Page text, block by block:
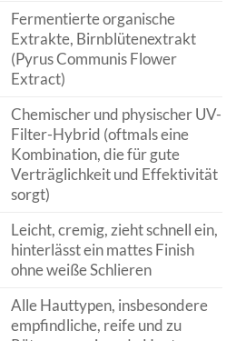
Fermentierte organische
Extrakte, Birnblütenextrakt
(Pyrus Communis Flower
Extract)
Chemischer und physischer UV-
Filter-Hybrid (oftmals eine
Kombination, die für gute
Verträglichkeit und Effektivität
sorgt)
Leicht, cremig, zieht schnell ein,
hinterlässt ein mattes Finish
ohne weiße Schlieren
Alle Hauttypen, insbesondere
empfindliche, reife und zu